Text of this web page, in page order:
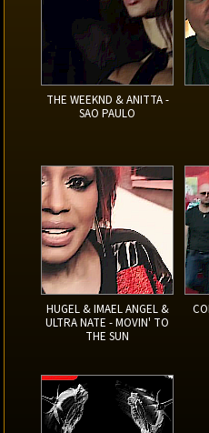
THE WEEKND & ANITTA -
SAO PAULO
HUGEL & IMAEL ANGEL &
ULTRA NATE - MOVIN' TO
THE SUN